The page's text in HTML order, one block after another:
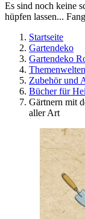
Es sind noch keine
hüpfen lassen...
Startseite
Gartendeko
Gartendeko
Zubehör und
Bücher für
Gärtnern mit
aller Art